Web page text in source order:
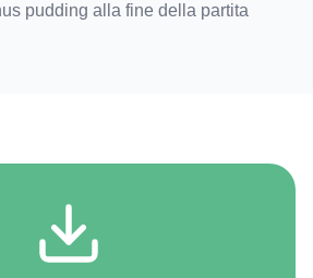
pudding alla fine della partita